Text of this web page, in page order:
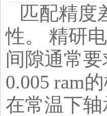
匹配精度
性。 精研
间隙通常
0.005 ram
在常温下